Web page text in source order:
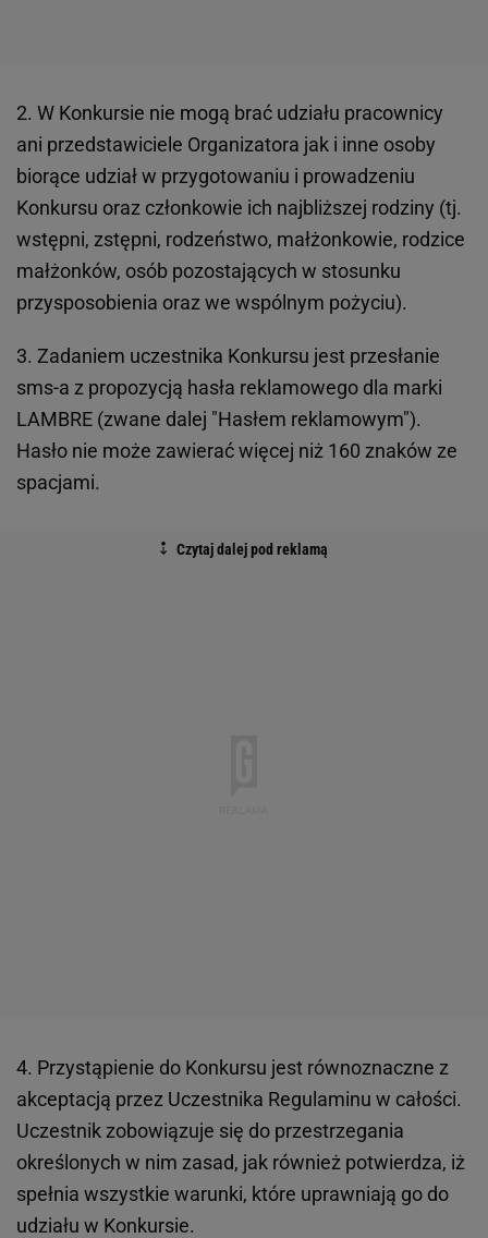
2. W Konkursie nie mogą brać udziału pracownicy
ani przedstawiciele Organizatora jak i inne osoby
biorące udział w przygotowaniu i prowadzeniu
Konkursu oraz członkowie ich najbliższej rodziny (tj.
wstępni, zstępni, rodzeństwo, małżonkowie, rodzice
małżonków, osób pozostających w stosunku
przysposobienia oraz we wspólnym pożyciu).
3. Zadaniem uczestnika Konkursu jest przesłanie
sms-a z propozycją hasła reklamowego dla marki
LAMBRE (zwane dalej "Hasłem reklamowym").
Hasło nie może zawierać więcej niż 160 znaków ze
spacjami.
4. Przystąpienie do Konkursu jest równoznaczne z
akceptacją przez Uczestnika Regulaminu w całości.
Uczestnik zobowiązuje się do przestrzegania
określonych w nim zasad, jak również potwierdza, iż
spełnia wszystkie warunki, które uprawniają go do
udziału w Konkursie.